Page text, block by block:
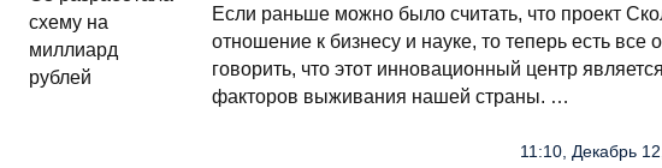
Если раньше можно было считать, что проект
отношение к бизнесу и науке, то теперь есть все
говорить, что этот инновационный центр
факторов выживания нашей страны. …
11:10, Декабрь